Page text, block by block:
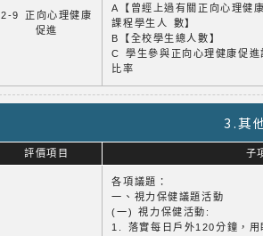
2-9 正向心理健康
促進
A【曾經上過有關正向心理健
課程學生人 數】
B【全校學生總人數】
C 學生參與正向心理健康促進
比率
3.其
評價項目 子
各項議題：
一、視力保健議題活動
(一) 視力保健活動:
1. 落實每日戶外120分鐘，